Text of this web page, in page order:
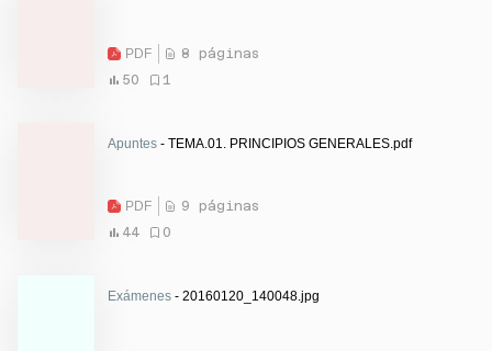
PDF
8 páginas
50
1
Apuntes - TEMA.01. PRINCIPIOS GENERALES.pdf
PDF
9 páginas
44
0
Exámenes - 20160120_140048.jpg